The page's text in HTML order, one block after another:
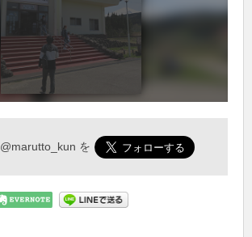
@marutto_kun を